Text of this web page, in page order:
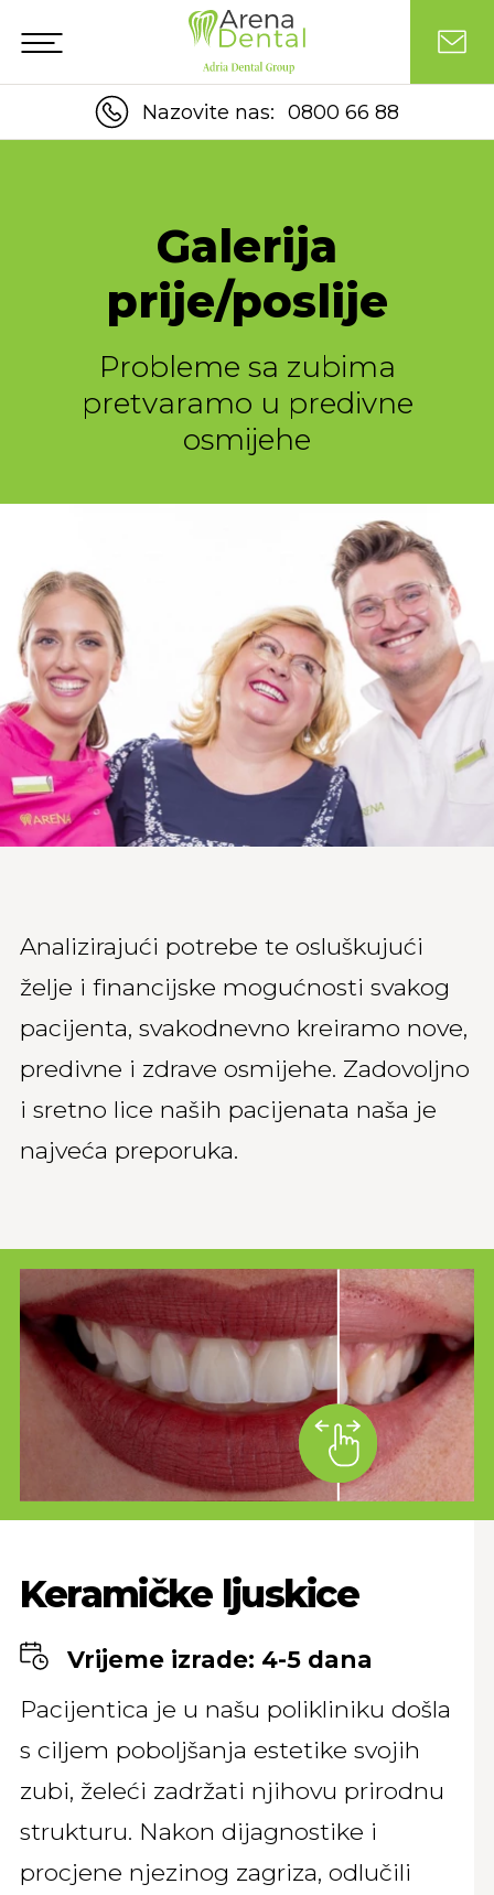
Nazovite nas: 0800 66 88
Galerija
prije/poslije
Probleme sa zubima
pretvaramo u predivne
osmijehe
Analizirajući potrebe te osluškujući
želje i financijske mogućnosti svakog
pacijenta, svakodnevno kreiramo nove,
predivne i zdrave osmijehe. Zadovoljno
i sretno lice naših pacijenata naša je
najveća preporuka.
Keramičke ljuskice
Vrijeme izrade: 4-5 dana
Pacijentica je u našu polikliniku došla
s ciljem poboljšanja estetike svojih
zubi, želeći zadržati njihovu prirodnu
strukturu. Nakon dijagnostike i
procjene njezinog zagriza, odlučili